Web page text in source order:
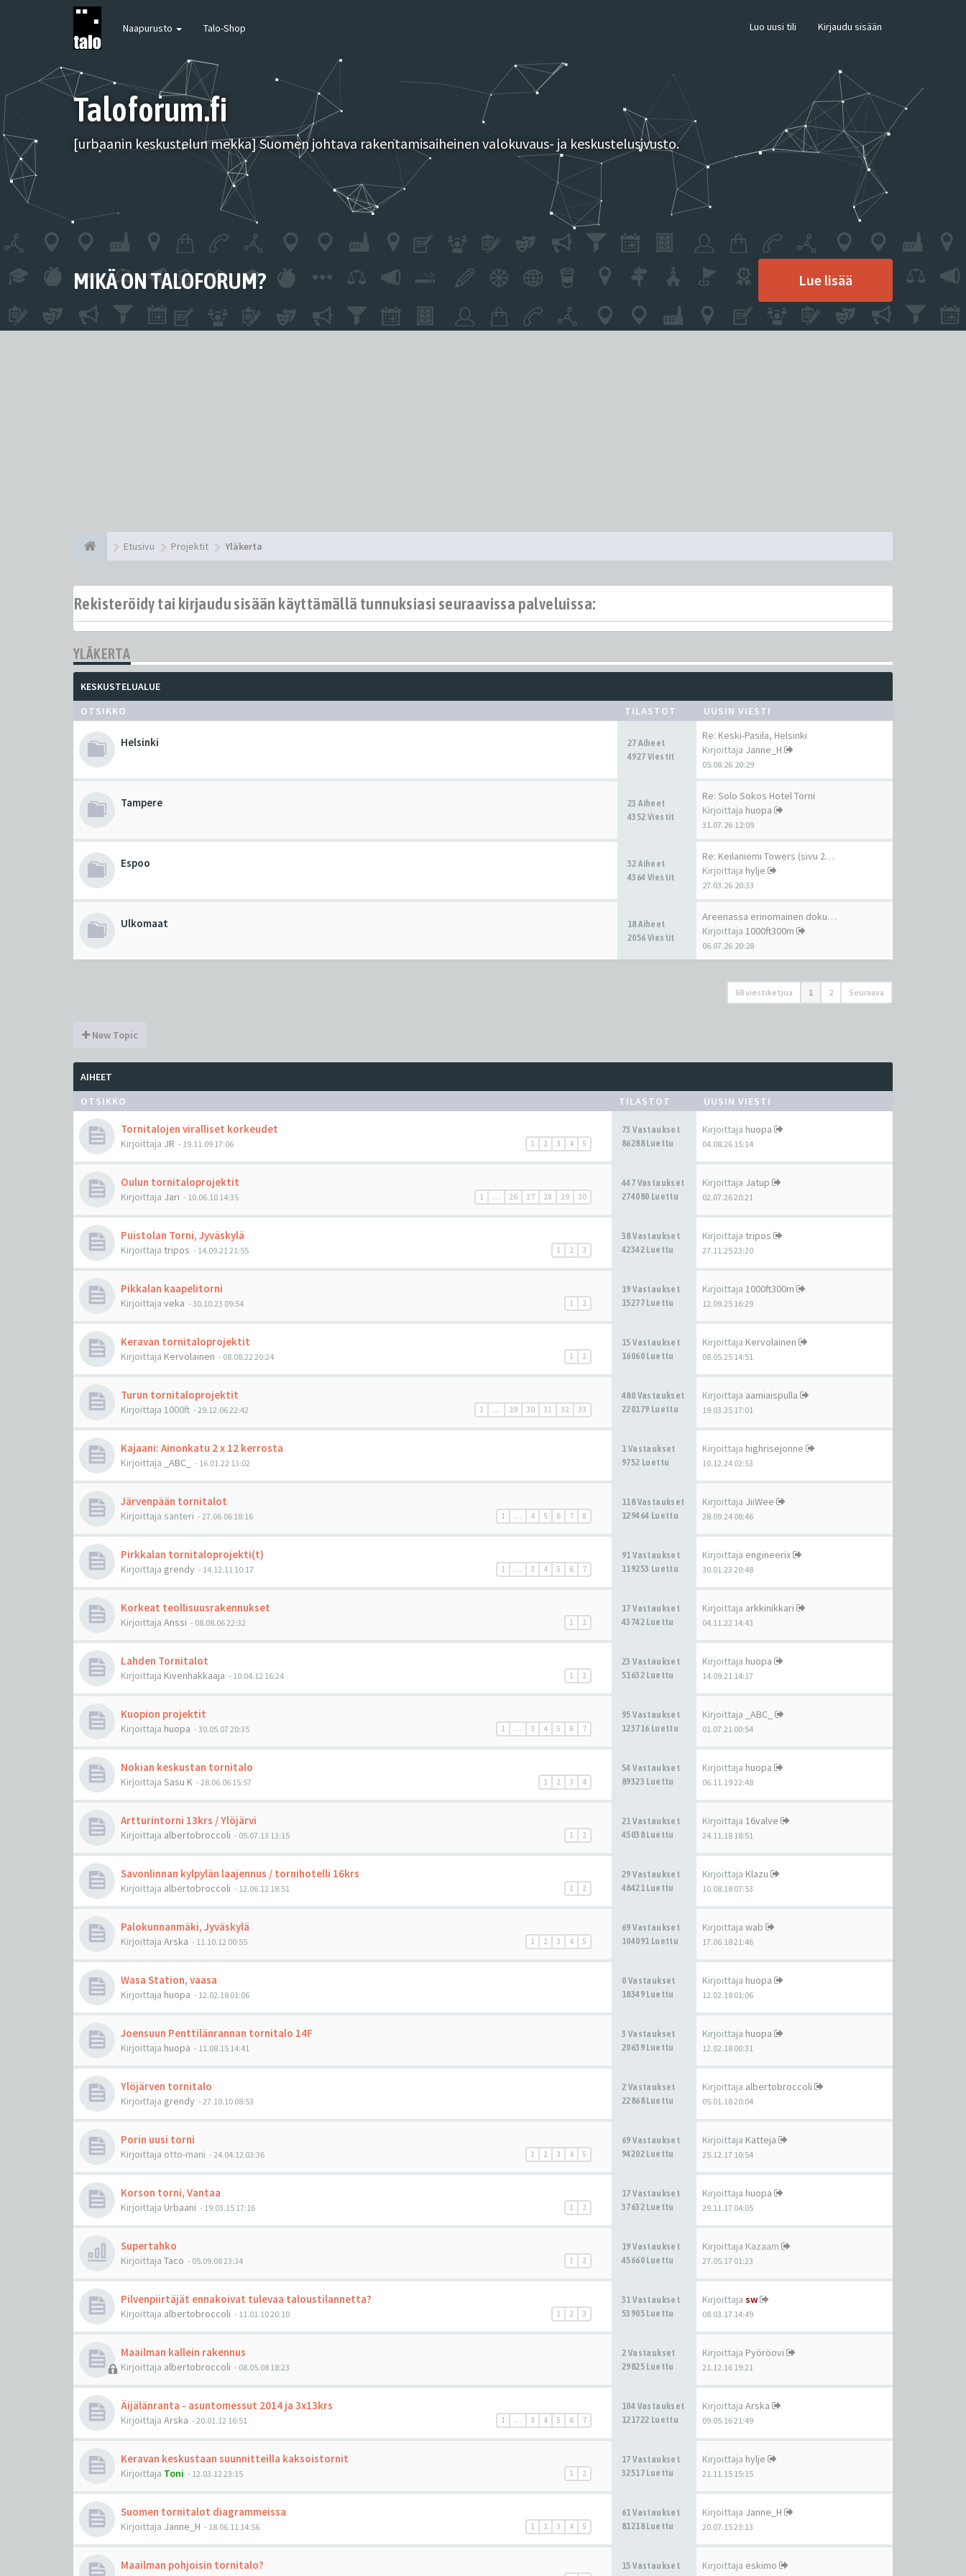
Naapurusto Talo-Shop Luo uusi tili Kirjaudu sisään
Taloforum.fi
[urbaanin keskustelun mekka] Suomen johtava rakentamisaiheinen valokuvaus- ja keskustelusivusto.
MIKÄ ON TALOFORUM? Lue lisää
Etusivu Projektit Yläkerta
Rekisteröidy tai kirjaudu sisään käyttämällä tunnuksiasi seuraavissa palveluissa:
YLÄKERTA
KESKUSTELUALUE
OTSIKKO
TILASTOT UUSIN VIESTI
Helsinki
27 Aiheet
4927 Viestit
Re: Keski-Pasila, Helsinki
Kirjoittaja Janne_H
05.08.26 20:29
Tampere
23 Aiheet
4352 Viestit
Re: Solo Sokos Hotel Torni
Kirjoittaja huopa
31.07.26 12:09
Espoo
32 Aiheet
4364 Viestit
Re: Keilaniemi Towers (sivu 2…
Kirjoittaja hylje
27.03.26 20:33
Ulkomaat
18 Aiheet
2056 Viestit
Areenassa erinomainen dokumen…
Kirjoittaja 1000ft300m
06.07.26 20:28
68 viestiketjua 1 2 Seuraava
New Topic
AIHEET
OTSIKKO
TILASTOT UUSIN VIESTI
Tornitalojen viralliset korkeudet
1 2 3 4 5
Kirjoittaja JR - 19.11.09 17:06
73 Vastaukset
86288 Luettu
Kirjoittaja huopa
04.08.26 15:14
Oulun tornitaloprojektit
1 … 26 27 28 29 30
Kirjoittaja Jari - 10.06.10 14:35
447 Vastaukset
274080 Luettu
Kirjoittaja Jatup
02.07.26 20:21
Puistolan Torni, Jyväskylä
1 2 3
Kirjoittaja tripos - 14.09.21 21:55
38 Vastaukset
42342 Luettu
Kirjoittaja tripos
27.11.25 23:20
Pikkalan kaapelitorni
1 2
Kirjoittaja veka - 30.10.23 09:54
19 Vastaukset
15277 Luettu
Kirjoittaja 1000ft300m
12.09.25 16:29
Keravan tornitaloprojektit
1 2
Kirjoittaja Kervolainen - 08.08.22 20:24
15 Vastaukset
16060 Luettu
Kirjoittaja Kervolainen
08.05.25 14:51
Turun tornitaloprojektit
1 … 29 30 31 32 33
Kirjoittaja 1000ft - 29.12.06 22:42
480 Vastaukset
220179 Luettu
Kirjoittaja aamiaispulla
19.03.25 17:01
Kajaani: Ainonkatu 2 x 12 kerrosta
Kirjoittaja _ABC_ - 16.01.22 13:02
1 Vastaukset
9752 Luettu
Kirjoittaja highrisejonne
10.12.24 02:53
Järvenpään tornitalot
1 … 4 5 6 7 8
Kirjoittaja santeri - 27.06.06 18:16
118 Vastaukset
129464 Luettu
Kirjoittaja JiiWee
28.09.24 08:46
Pirkkalan tornitaloprojekti(t)
1 … 3 4 5 6 7
Kirjoittaja grendy - 14.12.11 10:17
91 Vastaukset
119253 Luettu
Kirjoittaja engineerix
30.01.23 20:48
Korkeat teollisuusrakennukset
1 2
Kirjoittaja Anssi - 08.08.06 22:32
17 Vastaukset
43742 Luettu
Kirjoittaja arkkinikkari
04.11.22 14:43
Lahden Tornitalot
1 2
Kirjoittaja Kivenhakkaaja - 10.04.12 16:24
23 Vastaukset
51632 Luettu
Kirjoittaja huopa
14.09.21 14:17
Kuopion projektit
1 … 3 4 5 6 7
Kirjoittaja huopa - 30.05.07 20:35
95 Vastaukset
123716 Luettu
Kirjoittaja _ABC_
01.07.21 00:54
Nokian keskustan tornitalo
1 2 3 4
Kirjoittaja Sasu K - 28.06.06 15:57
54 Vastaukset
89323 Luettu
Kirjoittaja huopa
06.11.19 22:48
Artturintorni 13krs / Ylöjärvi
1 2
Kirjoittaja albertobroccoli - 05.07.13 13:15
21 Vastaukset
45038 Luettu
Kirjoittaja 16valve
24.11.18 18:51
Savonlinnan kylpylän laajennus / tornihotelli 16krs
1 2
Kirjoittaja albertobroccoli - 12.06.12 18:51
29 Vastaukset
48421 Luettu
Kirjoittaja Klazu
10.08.18 07:53
Palokunnanmäki, Jyväskylä
1 2 3 4 5
Kirjoittaja Arska - 11.10.12 00:55
69 Vastaukset
104091 Luettu
Kirjoittaja wab
17.06.18 21:46
Wasa Station, vaasa
Kirjoittaja huopa - 12.02.18 01:06
0 Vastaukset
18349 Luettu
Kirjoittaja huopa
12.02.18 01:06
Joensuun Penttilänrannan tornitalo 14F
Kirjoittaja huopa - 11.08.15 14:41
3 Vastaukset
20639 Luettu
Kirjoittaja huopa
12.02.18 00:31
Ylöjärven tornitalo
Kirjoittaja grendy - 27.10.10 08:53
2 Vastaukset
22868 Luettu
Kirjoittaja albertobroccoli
05.01.18 20:04
Porin uusi torni
1 2 3 4 5
Kirjoittaja otto-mani - 24.04.12 03:36
69 Vastaukset
94202 Luettu
Kirjoittaja Katteja
25.12.17 10:54
Korson torni, Vantaa
1 2
Kirjoittaja Urbaani - 19.03.15 17:16
17 Vastaukset
37632 Luettu
Kirjoittaja huopa
29.11.17 04:05
Supertahko
1 2
Kirjoittaja Taco - 05.09.08 23:34
19 Vastaukset
45660 Luettu
Kirjoittaja Kazaam
27.05.17 01:23
Pilvenpiirtäjät ennakoivat tulevaa taloustilannetta?
1 2 3
Kirjoittaja albertobroccoli - 11.01.10 20:10
31 Vastaukset
53905 Luettu
Kirjoittaja sw
08.03.17 14:49
Maailman kallein rakennus
Kirjoittaja albertobroccoli - 08.05.08 18:23
2 Vastaukset
29825 Luettu
Kirjoittaja Pyöröovi
21.12.16 19:21
Äijälänranta - asuntomessut 2014 ja 3x13krs
1 … 3 4 5 6 7
Kirjoittaja Arska - 20.01.12 16:51
104 Vastaukset
121722 Luettu
Kirjoittaja Arska
09.05.16 21:49
Keravan keskustaan suunnitteilla kaksoistornit
1 2
Kirjoittaja Toni - 12.03.12 23:15
17 Vastaukset
32517 Luettu
Kirjoittaja hylje
21.11.15 15:15
Suomen tornitalot diagrammeissa
1 2 3 4 5
Kirjoittaja Janne_H - 18.06.11 14:56
61 Vastaukset
81218 Luettu
Kirjoittaja Janne_H
20.07.15 23:13
Maailman pohjoisin tornitalo?
15 Vastaukset
Kirjoittaja eskimo